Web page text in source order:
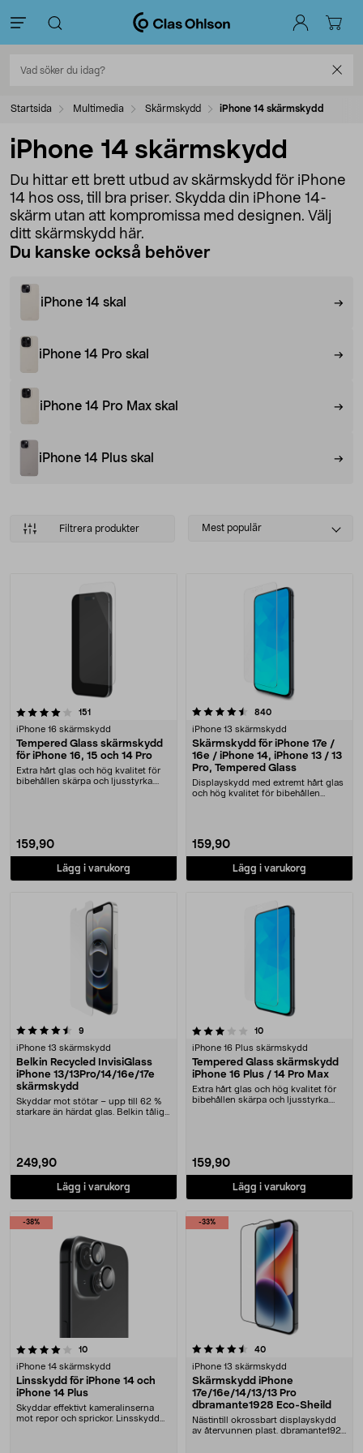
Startsida Multimedia Skärmskydd iPhone 14 skärmskydd
iPhone 14 skärmskydd
Du hittar ett brett utbud av skärmskydd för iPhone
14 hos oss, till bra priser. Skydda din iPhone 14-
skärm utan att kompromissa med designen. Välj
ditt skärmskydd här.
Du kanske också behöver
iPhone 14 skal
iPhone 14 Pro skal
iPhone 14 Pro Max skal
iPhone 14 Plus skal
Filtrera produkter
Select
Mest populär
Produkter
151
iPhone 16 skärmskydd
Tempered Glass skärmskydd
för iPhone 16, 15 och 14 Pro
Extra hårt glas och hög kvalitet för
bibehållen skärpa och ljusstyrka.
159,90
Lägg i varukorg
4.5 av 5 stjärnor 840recensioner
iPhone 13 skärmskydd
Skärmskydd för iPhone 17e /
16e / iPhone 14, iPhone 13 / 13
Pro, Tempered Glass
Displayskydd med extremt hårt glas
och hög kvalitet för bibehållen
159,90
Lägg i varukorg
9
iPhone 13 skärmskydd
Belkin Recycled InvisiGlass
iPhone 13/13Pro/14/16e/17e
skärmskydd
Skyddar mot stötar – upp till 62 %
starkare än härdat glas. Belkin tåligt
249,90
Lägg i varukorg
3.5 av 5 stjärnor 10recensioner
iPhone 16 Plus skärmskydd
Tempered Glass skärmskydd
iPhone 16 Plus / 14 Pro Max
Extra hårt glas och hög kvalitet för
bibehållen skärpa och ljusstyrka.
159,90
Lägg i varukorg
-38%
10recensioner
iPhone 14 skärmskydd
Linsskydd för iPhone 14 och
iPhone 14 Plus
Skyddar effektivt kameralinserna
mot repor och sprickor. Linsskydd
-33%
4.5 av 5 stjärnor 40recensioner
iPhone 13 skärmskydd
Skärmskydd iPhone
17e/16e/14/13/13 Pro
dbramante1928 Eco-Sheild
Nästintill okrossbart displayskydd
av återvunnen plast. dbramante1928